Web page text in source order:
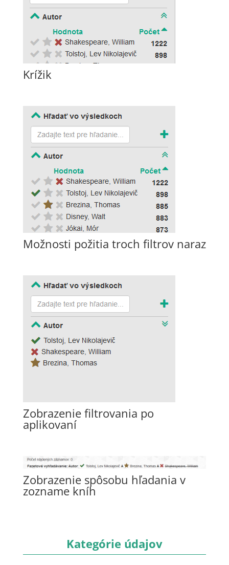
Krížik
Možnosti požitia troch filtrov naraz
Zobrazenie filtrovania po
aplikovaní
Zobrazenie spôsobu hľadania v
zozname kníh
Kategórie údajov